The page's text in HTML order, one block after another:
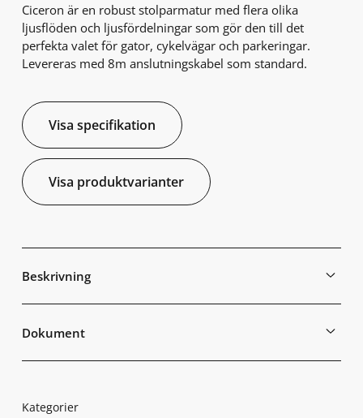
Ciceron är en robust stolparmatur med flera olika
ljusflöden och ljusfördelningar som gör den till det
perfekta valet för gator, cykelvägar och parkeringar.
Levereras med 8m anslutningskabel som standard.
Visa specifikation
Visa produktvarianter
Beskrivning
Dokument
Kategorier